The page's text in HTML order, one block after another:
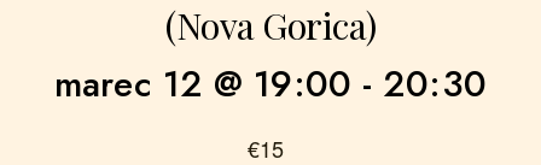
(Nova Gorica)
marec 12 @ 19:00 - 20:30
€15